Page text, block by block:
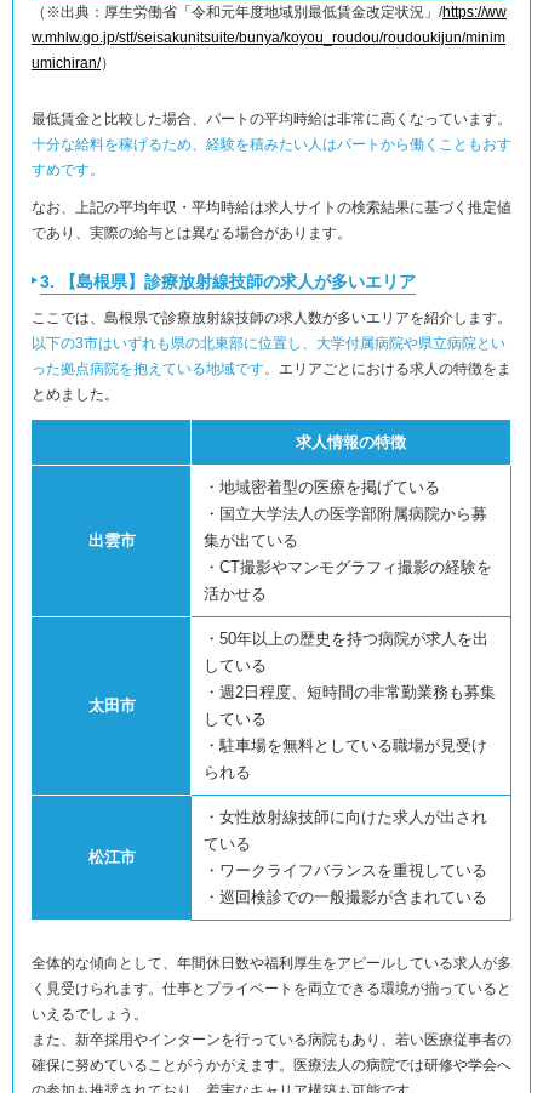
（※出典：厚生労働省「令和元年度地域別最低賃金改定状況」/https://ww
w.mhlw.go.jp/stf/seisakunitsuite/bunya/koyou_roudou/roudoukijun/minim
umichiran/）
最低賃金と比較した場合、パートの平均時給は非常に高くなっています。
十分な給料を稼げるため、経験を積みたい人はパートから働くこともおす
すめです。
なお、上記の平均年収・平均時給は求人サイトの検索結果に基づく推定値
であり、実際の給与とは異なる場合があります。
3. 【島根県】診療放射線技師の求人が多いエリア
ここでは、島根県で診療放射線技師の求人数が多いエリアを紹介します。
以下の3市はいずれも県の北東部に位置し、大学付属病院や県立病院とい
った拠点病院を抱えている地域です。 エリアごとにおける求人の特徴をま
とめました。
求人情報の特徴
出雲市
・地域密着型の医療を掲げている
・国立大学法人の医学部附属病院から募
集が出ている
・CT撮影やマンモグラフィ撮影の経験を
活かせる
太田市
・50年以上の歴史を持つ病院が求人を出
している
・週2日程度、短時間の非常勤業務も募集
している
・駐車場を無料としている職場が見受け
られる
松江市
・女性放射線技師に向けた求人が出され
ている
・ワークライフバランスを重視している
・巡回検診での一般撮影が含まれている
全体的な傾向として、年間休日数や福利厚生をアピールしている求人が多
く見受けられます。仕事とプライベートを両立できる環境が揃っていると
いえるでしょう。
また、新卒採用やインターンを行っている病院もあり、若い医療従事者の
確保に努めていることがうかがえます。医療法人の病院では研修や学会へ